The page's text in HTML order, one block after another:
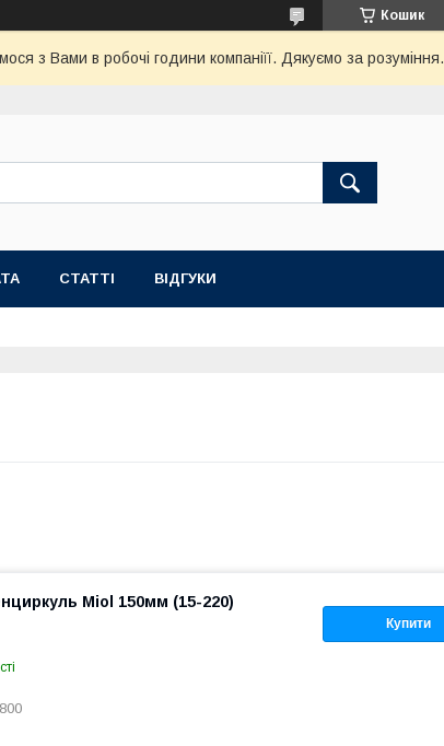
Кошик
з Вами в робочі години компаніїї. Дякуємо за розуміння.
СТАТТІ ВІДГУКИ
Купити
Miol 150мм (15-220)